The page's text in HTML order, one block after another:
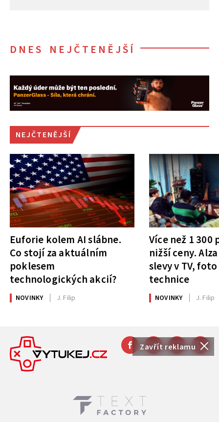
Zavřít reklamu
DNES NEJČTENĚJŠÍ
NEJČTENĚJŠÍ
Euforie kolem AI slábne.
Co stojí za aktuálním
poklesem
technologických akcií?
NOVINKY J. Filip
Více než 1
nižší ceny.
slevy v TV,
technice
NOVINKY J. Filip